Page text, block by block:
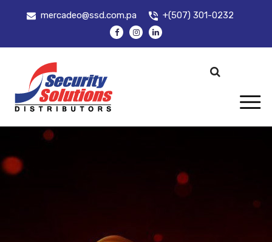
mercadeo@ssd.com.pa +(507) 301-0232